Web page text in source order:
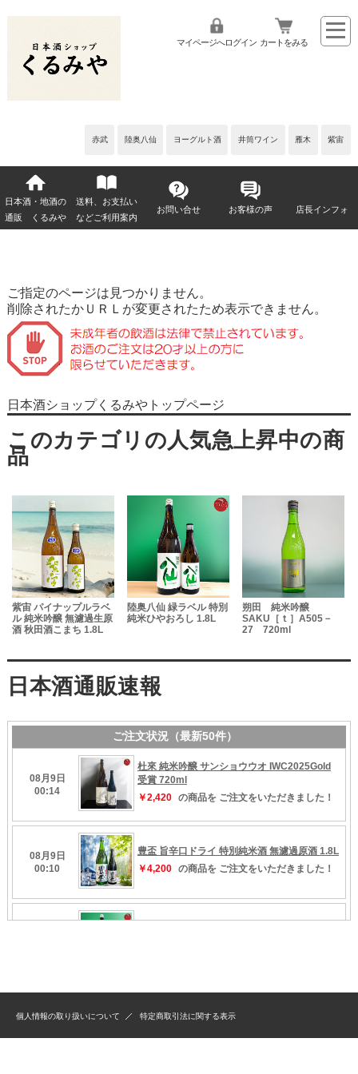
赤武 陸奥八仙 ヨーグルト酒 井筒ワイン 雁木 紫宙
マイページへログイン カートをみる
日本酒・地酒の
通販 くるみや
送料、お支払い
などご利用案内
お問い合せ お客様の声 店長インフォ
ご指定のページは見つかりません。
削除されたかＵＲＬが変更されたため表示できません。
日本酒ショップくるみやトップページ
紫宙 パイナップルラベ
ル 純米吟醸 無濾過生原
酒 秋田酒こまち 1.8L
陸奥八仙 緑ラベル 特別
純米ひやおろし 1.8L
朔田 純米吟醸
SAKU［ｔ］A505－
27 720ml
個人情報の取り扱いについて 特定商取引法に関する表示